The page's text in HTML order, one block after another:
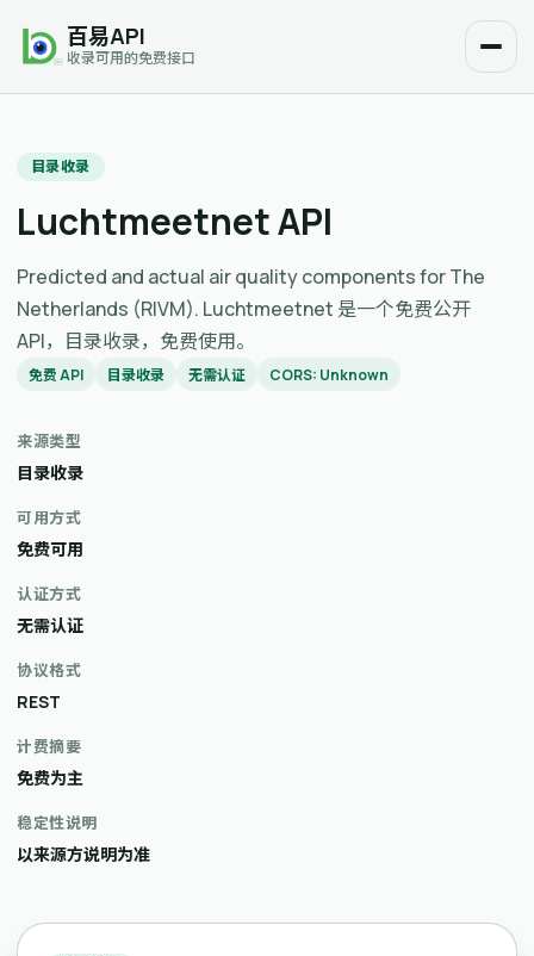
百易API
收录可用的免费接口
目录收录
Luchtmeetnet API
Predicted and actual air quality components for The
Netherlands (RIVM). Luchtmeetnet 是一个免费公开
API，目录收录，免费使用。
免费 API 目录收录 无需认证 CORS: Unknown
来源类型
目录收录
可用方式
免费可用
认证方式
无需认证
协议格式
REST
计费摘要
免费为主
稳定性说明
以来源方说明为准